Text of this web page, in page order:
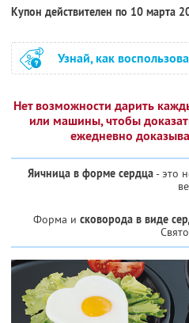
Купон действителен по 10 марта
Узнай, как
Нет возможности дарить
или машины, чтобы
ежедневно
Яичница в форме сердца- это
Форма и сковорода в виде